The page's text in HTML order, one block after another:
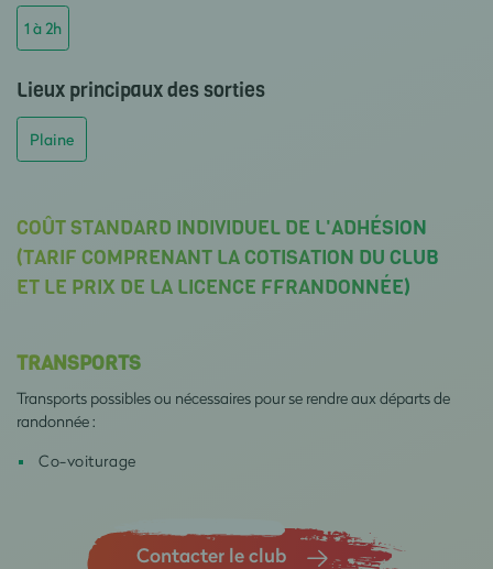
1 à 2h
Lieux principaux des sorties
Plaine
COÛT STANDARD INDIVIDUEL DE L'ADHÉSION
(TARIF COMPRENANT LA COTISATION DU CLUB
ET LE PRIX DE LA LICENCE FFRANDONNÉE)
TRANSPORTS
Transports possibles ou nécessaires pour se rendre aux départs de
randonnée :
Co-voiturage
Contacter le club